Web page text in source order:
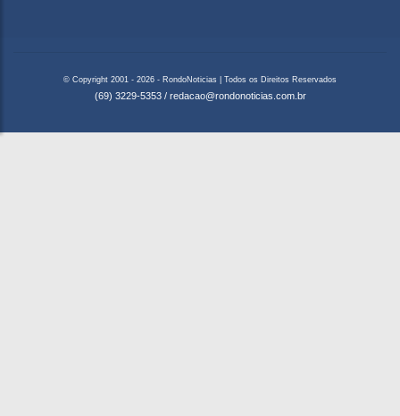
© Copyright 2001 - 2026 - RondoNoticias | Todos os Direitos Reservados
(69) 3229-5353 / redacao@rondonoticias.com.br